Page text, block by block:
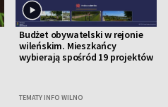
Budżet obywatelski w rejonie
wileńskim. Mieszkańcy
wybierają spośród 19 projektów
TEMATY INFO WILNO